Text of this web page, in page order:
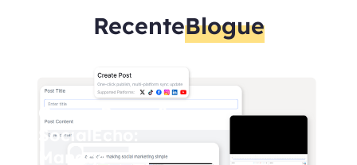
RecenteBlogue
OmegaProxy &
SocialEcho:
Manage